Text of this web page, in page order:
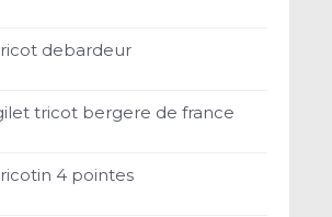
debardeur
tricot bergere de france
4 pointes